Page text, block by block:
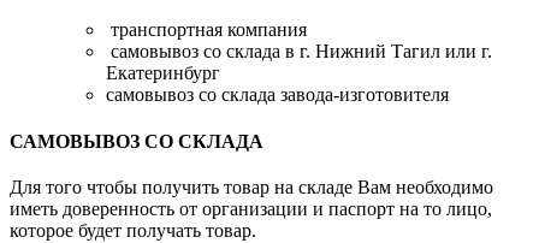
транспортная компания
самовывоз со склада в г. Нижний Тагил или г.
Екатеринбург
самовывоз со склада завода-изготовителя
САМОВЫВОЗ СО СКЛАДА
Для того чтобы получить товар на складе Вам необходимо
иметь доверенность от организации и паспорт на то лицо,
которое будет получать товар.